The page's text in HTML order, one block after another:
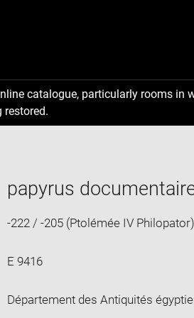
catalogue, particularly rooms in
restored.
papyrus
-222 / -205 (Ptolémée IV Philopator)
E 9416
Département des Antiquités